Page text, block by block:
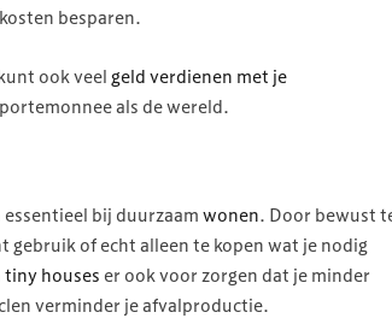
besparen.
ook veel geld verdienen met je
als de wereld.
bij duurzaamwonen. Door bewust
of echt alleen te kopen wat je nodig
tiny houses er ook voor zorgen dat je minder
verminder je afvalproductie.